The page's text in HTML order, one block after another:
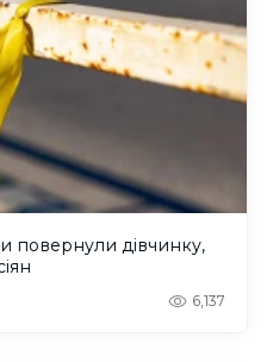
повернули дівчинку,
6,137